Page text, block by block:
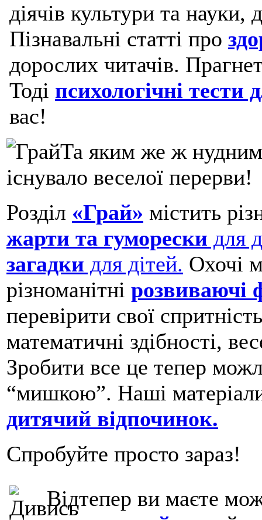
діячів культури та
Пізнавальні статті про
дорослих читачів.
Тоді психологічні тести
вас!
Та яким же ж нудним
існувало веселої перерви!
Розділ «Грай» містить
жарти та гуморески для
загадки для дітей. Охочі
різноманітні розвиваючі
перевірити свої
математичні здібності,
Зробити все це тепер
“мишкою”. Наші
дитячий відпочинок.
Спробуйте просто зараз!
Відтепер ви маєте